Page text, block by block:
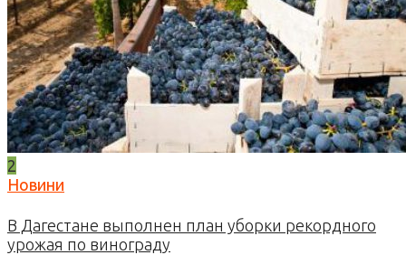
2
Новини
В Дагестане выполнен план уборки рекордного
урожая по винограду